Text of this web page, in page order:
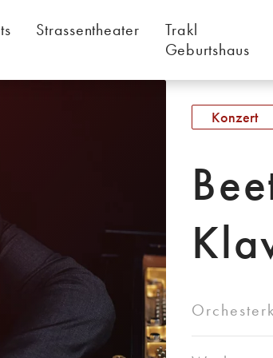
Strassentheater
Trakl
Geburtshaus
Konzert